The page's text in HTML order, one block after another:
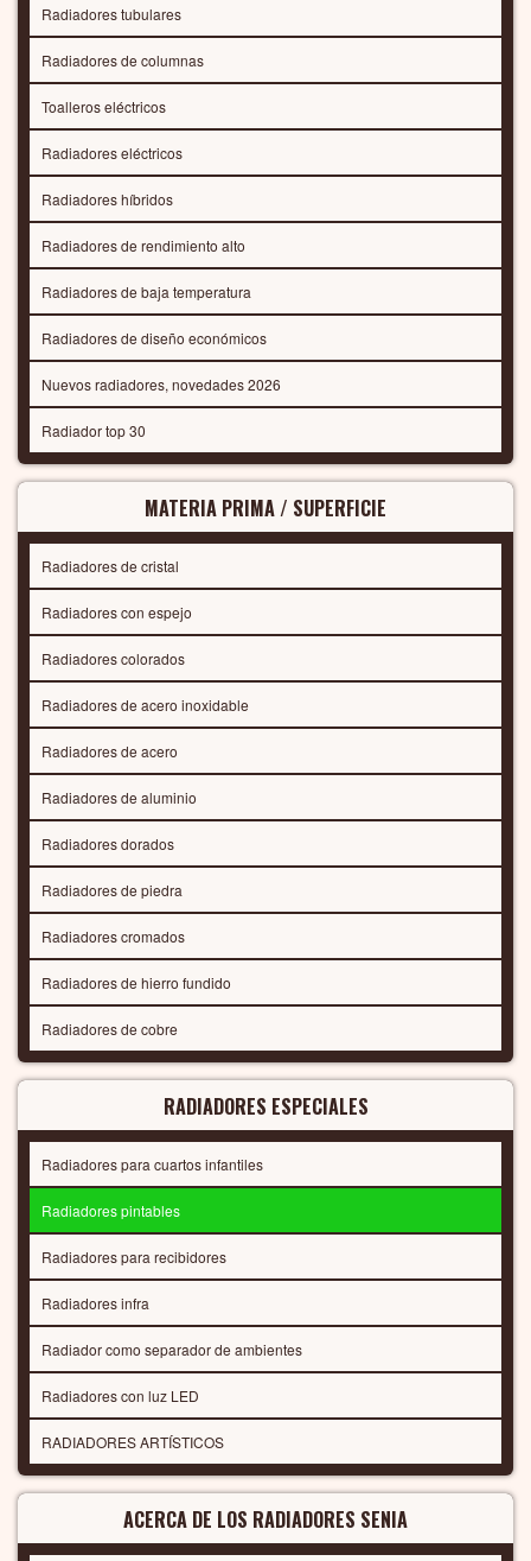
Radiadores tubulares
Radiadores de columnas
Toalleros eléctricos
Radiadores eléctricos
Radiadores híbridos
Radiadores de rendimiento alto
Radiadores de baja temperatura
Radiadores de diseño económicos
Nuevos radiadores, novedades 2026
Radiador top 30
MATERIA PRIMA / SUPERFICIE
Radiadores de cristal
Radiadores con espejo
Radiadores colorados
Radiadores de acero inoxidable
Radiadores de acero
Radiadores de aluminio
Radiadores dorados
Radiadores de piedra
Radiadores cromados
Radiadores de hierro fundido
Radiadores de cobre
RADIADORES ESPECIALES
Radiadores para cuartos infantiles
Radiadores pintables
Radiadores para recibidores
Radiadores infra
Radiador como separador de ambientes
Radiadores con luz LED
RADIADORES ARTÍSTICOS
ACERCA DE LOS RADIADORES SENIA